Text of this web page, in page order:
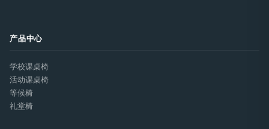
产品中心
学校课桌椅
活动课桌椅
等候椅
礼堂椅